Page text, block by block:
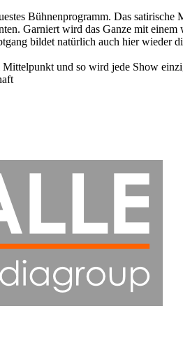
Bühnenprogramm. Das
Garniert wird das Ganze mit
bildet natürlich auch hier
Mittelpunkt und so wird jede Show